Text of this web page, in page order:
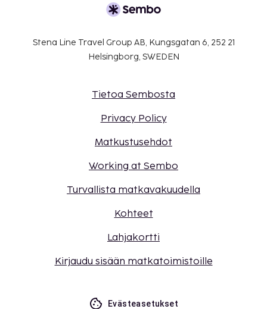
Stena Line Travel Group AB, Kungsgatan 6, 252 21
Helsingborg, SWEDEN
Tietoa Sembosta
Privacy Policy
Matkustusehdot
Working at Sembo
Turvallista matkavakuudella
Kohteet
Lahjakortti
Kirjaudu sisään matkatoimistoille
Evästeasetukset